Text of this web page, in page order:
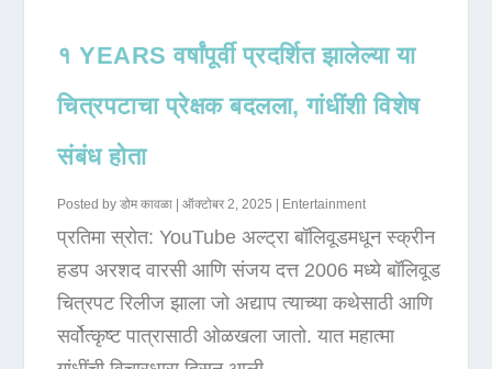
१ YEARS वर्षांपूर्वी प्रदर्शित झालेल्या या
चित्रपटाचा प्रेक्षक बदलला, गांधींशी विशेष
संबंध होता
Posted byडोम कावळा |ऑक्टोबर 2, 2025 Entertainment
प्रतिमा स्रोत: YouTube अल्ट्रा बॉलिवूडमधून स्क्रीन
हडप अरशद वारसी आणि संजय दत्त 2006 मध्ये बॉलिवूड
चित्रपट रिलीज झाला जो अद्याप त्याच्या कथेसाठी आणि
सर्वोत्कृष्ट पात्रासाठी ओळखला जातो. यात महात्मा